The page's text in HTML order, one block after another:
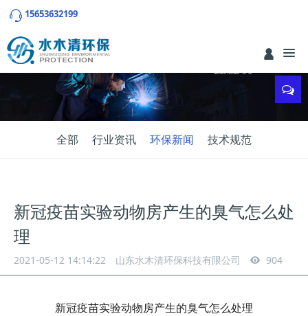
15653632199
全部 行业资讯 环保新闻 技术规范
新冠疫苗实验动物房产生的臭气怎么处
理
2021-05-12 14:14:22 山东水木清环保科技有限公司 904
新冠疫苗实验动物房产生的臭气怎么处理